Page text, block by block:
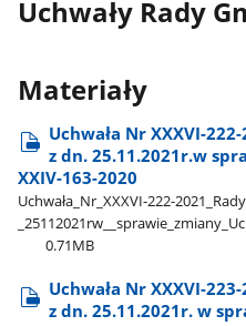
Uchwały Rady
Materiały
Uchwała Nr XXXVI-
z dn. 25.11.2021r.w
XXIV-163-2020
Uchwała​_Nr​_XXXVI-222-
0.71MB
Uchwała Nr XXXVI-
z dn. 25.11.2021r. w